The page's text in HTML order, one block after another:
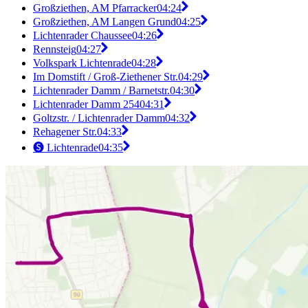
Großziethen, AM Pfarracker04:24
Großziethen, AM Langen Grund04:25
Lichtenrader Chaussee04:26
Rennsteig04:27
Volkspark Lichtenrade04:28
Im Domstift / Groß-Ziethener Str.04:29
Lichtenrader Damm / Barnetstr.04:30
Lichtenrader Damm 25404:31
Goltzstr. / Lichtenrader Damm04:32
Rehagener Str.04:33
🅢 Lichtenrade04:35